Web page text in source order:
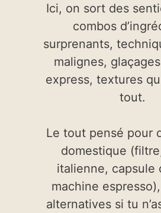
Ici, on sort des
combos
surprenants,
malignes,
express, textures
tout.
Le tout pensé pour
domestique
italienne, capsule
machine
alternatives si tu